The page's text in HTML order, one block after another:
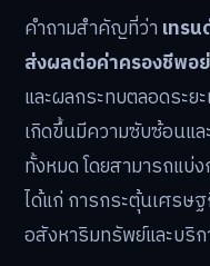
คำถามสำคัญที่ว่า เทร
ส่งผลต่อค่าครองชีพอย่
และผลกระทบตลอดระย
เกิดขึ้นมีความซับซ้อนแล
ทั้งหมด โดยสามารถแบ่
ได้แก่ การกระตุ้นเศรษ
อสังหาริมทรัพย์และบริ